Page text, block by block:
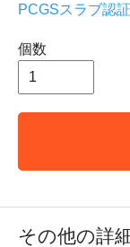
PCGSスラブ認
個数
その他の詳